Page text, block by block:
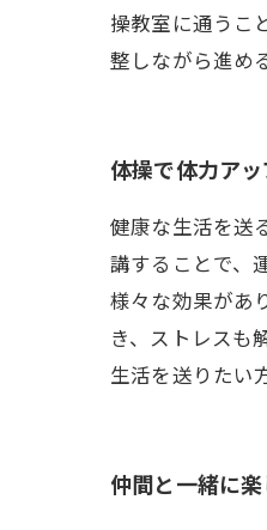
操教室に通うこ
整しながら進め
体操で体力ア
健康な生活を送
講することで、
様々な効果があ
き、ストレスも
生活を送りたい
仲間と一緒に